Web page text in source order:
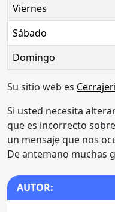
Viernes
Sábado
Domingo
Su sitio web es
Si usted necesita
que es incorrecto
un mensaje que nos
De antemano muchas
AUTOR: